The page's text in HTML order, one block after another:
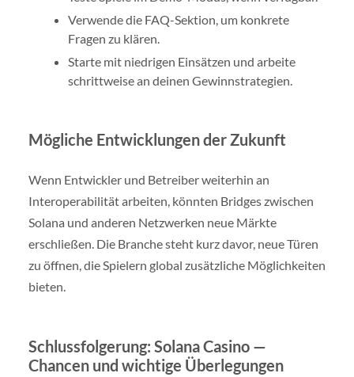
Verwende die FAQ-Sektion, um konkrete
Fragen zu klären.
Starte mit niedrigen Einsätzen und arbeite
schrittweise an deinen Gewinnstrategien.
Mögliche Entwicklungen der Zukunft
Wenn Entwickler und Betreiber weiterhin an
Interoperabilität arbeiten, könnten Bridges zwischen
Solana und anderen Netzwerken neue Märkte
erschließen. Die Branche steht kurz davor, neue Türen
zu öffnen, die Spielern global zusätzliche Möglichkeiten
bieten.
Schlussfolgerung: Solana Casino —
Chancen und wichtige Überlegungen